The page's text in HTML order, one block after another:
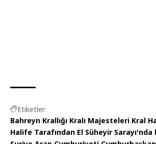
Etiketler:
Bahreyn Krallığı Kralı Majesteleri Kral
Halife Tarafından El Süheyir